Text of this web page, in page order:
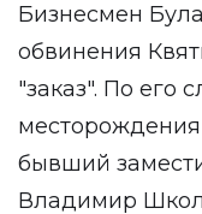
Бизнесмен
обвинения
"заказ". По его
бывший
Владимир